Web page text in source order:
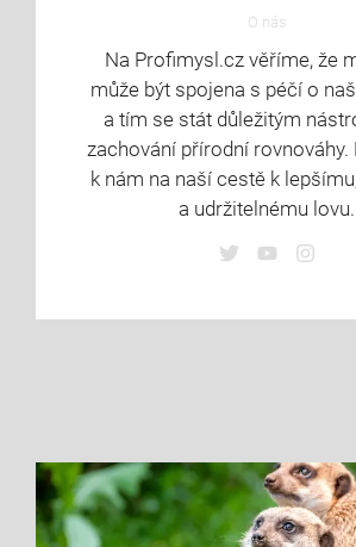
O nás
Na Profimysl.cz věříme, že
může být spojena s péčí o
a tím se stát důležitým
zachování přírodní rovnováhy.
k nám na naší cestě k
a udržitelnému lovu.